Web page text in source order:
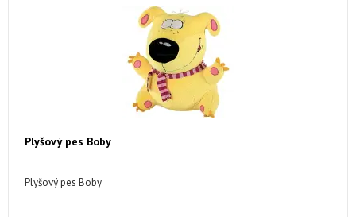
Plyšový pes Boby
Plyšový pes Boby